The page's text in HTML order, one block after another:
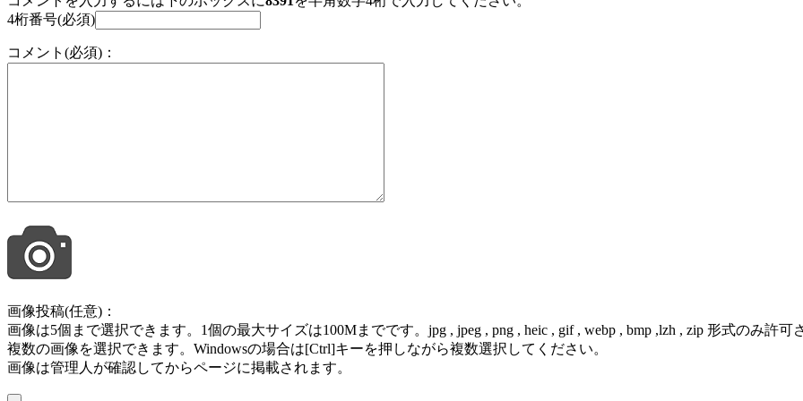
4桁番号(必須)
コメント(必須)：
画像投稿(任意)：
画像は5個まで選択できます。1個の最大サイズは100Mまでです。jpg , jpeg , png , heic , gif , webp , bmp ,lzh , zip 形式のみ許可
複数の画像を選択できます。Windowsの場合は[Ctrl]キーを押しながら複数選択してください。
画像は管理人が確認してからページに掲載されます。